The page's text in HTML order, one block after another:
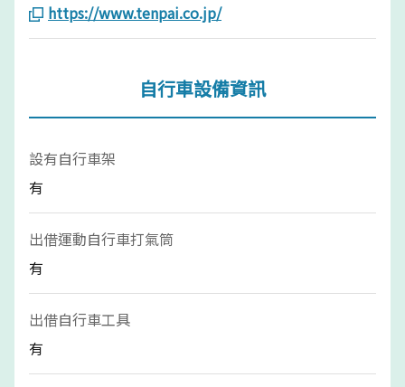
https://www.tenpai.co.jp/
自行車設備資訊
設有自行車架
有
出借運動自行車打氣筒
有
出借自行車工具
有